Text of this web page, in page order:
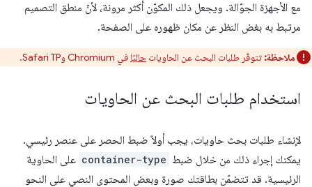
مع الأجهزة الجوّالة. ويجعل ذلك المكوّن أكثر مرونة، لأنّ منطق التصميم
مرتبط به بغض النظر عن مكان ظهوره على الصفحة.
ملاحظة: تتوفّر طلبات البحث عن الحاويات حاليًا في Chromium وSafari TP.
استخدام طلبات البحث عن الحاويات
لإنشاء طلبات بحث حاويات، يجب أولاً ضبط الحصر على عنصر رئيسي.
يمكنك إجراء ذلك من خلال ضبط container-type على الحاوية
الرئيسية. قد تتضمّن بطاقتك صورة وبعض المحتوى النصي على النحو